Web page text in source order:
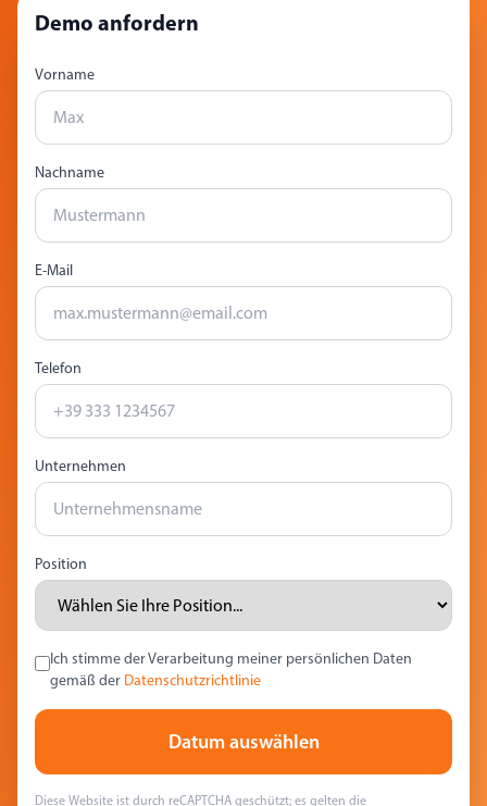
Demo anfordern
Vorname
Nachname
E-Mail
Telefon
Unternehmen
Position
Ich stimme der Verarbeitung meiner persönlichen Daten
gemäß der Datenschutzrichtlinie
Datum auswählen
Diese Website ist durch reCAPTCHA geschützt; es gelten die